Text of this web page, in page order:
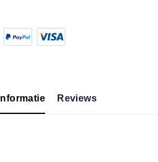
Informatie Reviews